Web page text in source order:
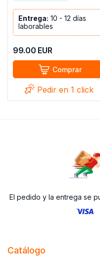
Entrega: 10 - 12 días
laborables
99.00 EUR
Comprar
Pedir en 1 click
El pedido y la entrega se
Catálogo